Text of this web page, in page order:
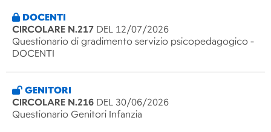
DOCENTI
CIRCOLARE N.217 DEL 12/07/2026
Questionario di gradimento servizio psicopedagogico -
DOCENTI
GENITORI
CIRCOLARE N.216 DEL 30/06/2026
Questionario Genitori Infanzia